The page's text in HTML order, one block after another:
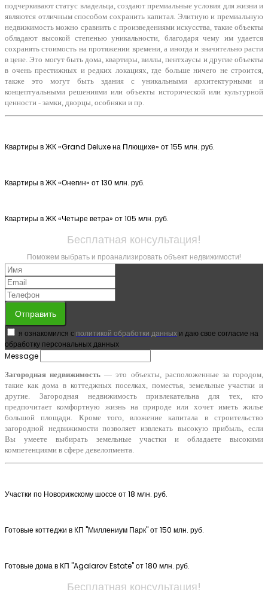
подчеркивают статус владельца, создают премиальные условия для жизни и
являются отличным способом сохранить капитал. Элитную и премиальную
недвижимость можно сравнить с произведениями искусства, такие объекты
обладают высокой степенью уникальности, благодаря чему им удается
сохранять стоимость на протяжении времени, а иногда и значительно расти
в цене. Это могут быть дома, квартиры, виллы, пентхаусы и другие объекты
в очень престижных и редких локациях, где больше ничего не строится,
также это могут быть здания с уникальными архитектурными и
концептуальными решениями или объекты исторической или культурной
ценности - замки, дворцы, особняки и пр.
Квартиры в ЖК «Grand Deluxe на Плющихе» от 155 млн. руб.
Квартиры в ЖК «Онегин» от 130 млн. руб.
Квартиры в ЖК «Четыре ветра» от 105 млн. руб.
Бесплатная консультация!
Поможем выбрать и проанализировать объект недвижимости!
Отправить
я ознакомился с политикой обработки данных и даю свое согласие на
обработку персональных данных
Message
Загородная недвижимость — это объекты, расположенные за городом,
такие как дома в коттеджных поселках, поместья, земельные участки и
другие. Загородная недвижимость привлекательна для тех, кто
предпочитает комфортную жизнь на природе или хочет иметь жилье
большой площади. Кроме того, вложение капитала в строительство
загородной недвижимости позволяет извлекать высокую прибыль, если
Вы умеете выбирать земельные участки и обладаете высокими
компетенциями в сфере девелопмента.
Участки по Новорижскому шоссе от 18 млн. руб.
Готовые коттеджи в КП "Миллениум Парк" от 150 млн. руб.
Готовые дома в КП "Agalarov Estate" от 180 млн. руб.
Бесплатная консультация!